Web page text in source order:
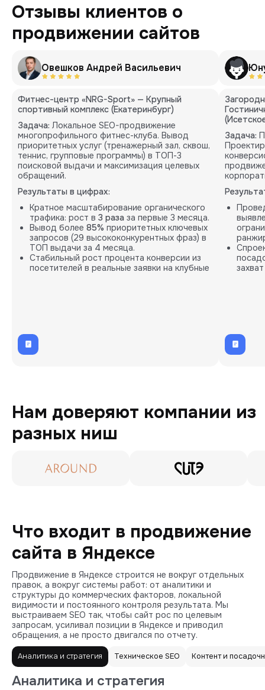
Отзывы клиентов о
продвижении сайтов
Овешков Андрей Васильевич
Фитнес-центр «NRG-Sport» — Крупный
спортивный комплекс (Екатеринбург)
Задача: Локальное SEO-продвижение
многопрофильного фитнес-клуба. Вывод
приоритетных услуг (тренажерный зал, сквош,
теннис, групповые программы) в ТОП-3
поисковой выдачи и максимизация целевых
обращений.
Результаты в цифрах:
Кратное масштабирование органического
трафика: рост в 3 раза за первые 3 месяца.
Вывод более 85% приоритетных ключевых
запросов (29 высококонкурентных фраз) в
ТОП выдачи за 4 месяца.
Стабильный рост процента конверсии из
посетителей в реальные заявки на клубные
Задача:
Нам доверяют компании из
разных ниш
Что входит в продвижение
сайта в Яндексе
Продвижение в Яндексе строится не вокруг отдельных
правок, а вокруг системы работ: от аналитики и
структуры до коммерческих факторов, локальной
видимости и постоянного контроля результата. Мы
выстраиваем SEO так, чтобы сайт рос по целевым
запросам, усиливал позиции в Яндексе и приводил
обращения, а не просто двигался по отчету.
Аналитика и стратегия Техническое SEO Контент и
Аналитика и стратегия